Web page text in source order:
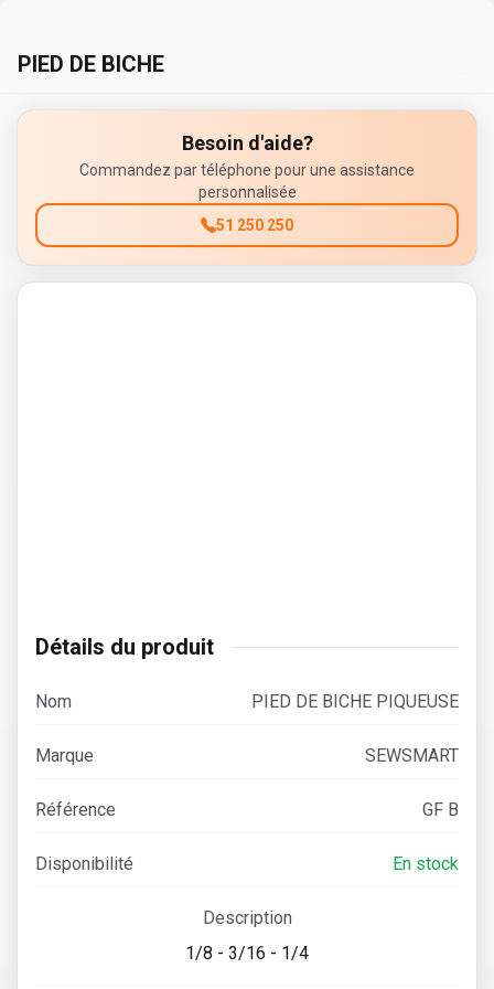
PIED DE BICHE
Besoin d'aide?
Commandez par téléphone pour une assistance
personnalisée
51 250 250
Détails du produit
Nom PIED DE BICHE PIQUEUSE
Marque SEWSMART
Référence GF B
Disponibilité En stock
Description
1/8 - 3/16 - 1/4